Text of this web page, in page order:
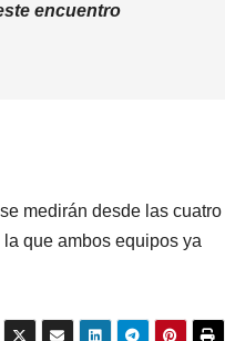
encuentro
se medirán desde las cuatro
que ambos equipos ya